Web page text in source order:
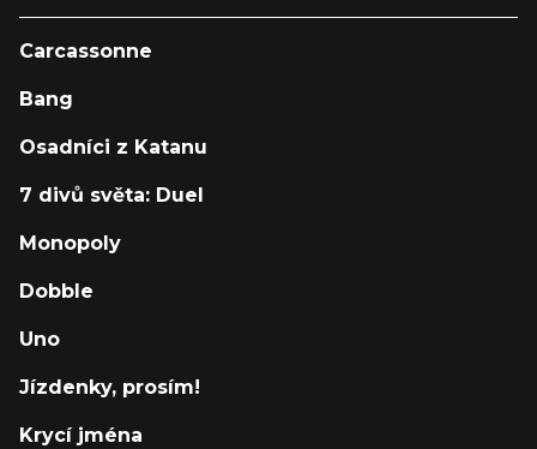
Carcassonne
Bang
Osadníci z Katanu
7 divů světa: Duel
Monopoly
Dobble
Uno
Jízdenky, prosím!
Krycí jména